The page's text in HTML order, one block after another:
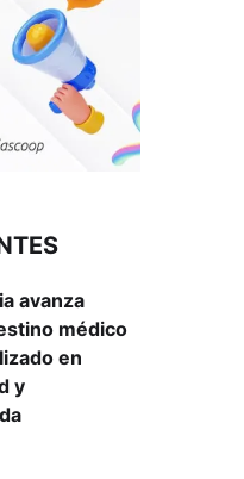
avanza
médico
en
y